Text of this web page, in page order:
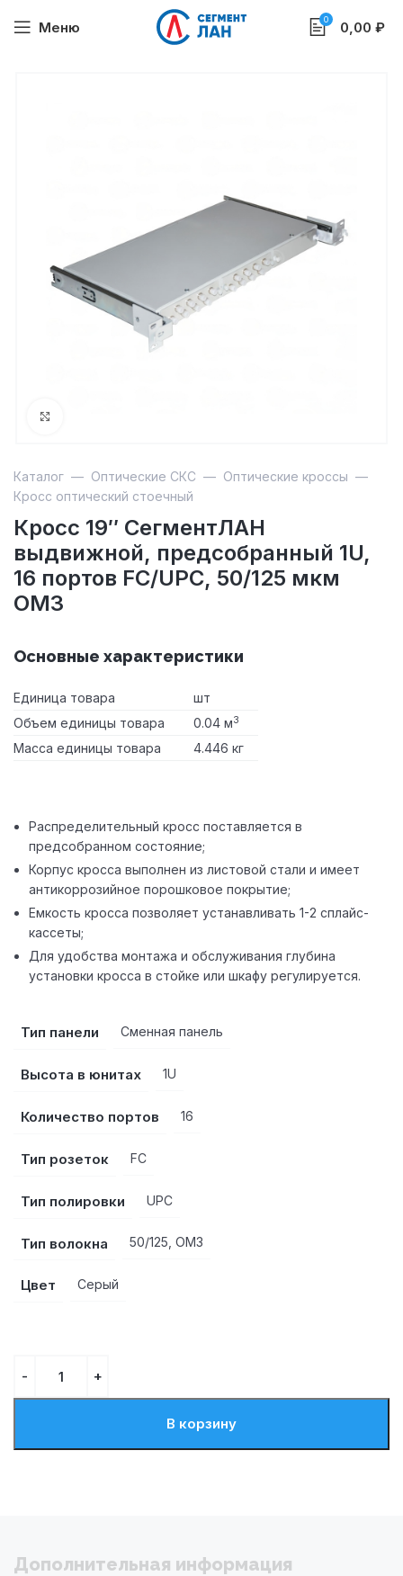
Меню 0 0,00 ₽
Каталог — Оптические СКС — Оптические кроссы —
Кросс оптический стоечный
Кросс 19″ СегментЛАН
выдвижной, предсобранный 1U,
16 портов FC/UPC, 50/125 мкм
OM3
Основные характеристики
Единица товара
шт
Объем единицы товара
0.04 м3
Масса единицы товара 4.446 кг
Распределительный кросс поставляется в
предсобранном состояние;
Корпус кросса выполнен из листовой стали и имеет
антикоррозийное порошковое покрытие;
Емкость кросса позволяет устанавливать 1-2 сплайс-
кассеты;
Для удобства монтажа и обслуживания глубина
установки кросса в стойке или шкафу регулируется.
Тип панели Сменная панель
Высота в юнитах 1U
Количество портов 16
Тип розеток FC
Тип полировки UPC
Тип волокна 50/125, OM3
Цвет Серый
В корзину
Дополнительная информация